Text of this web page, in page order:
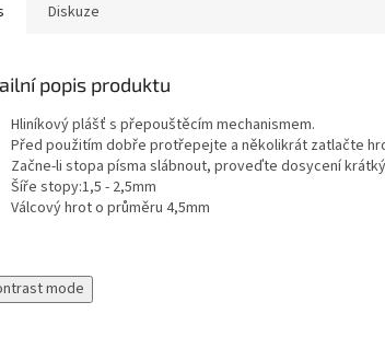
Diskuze
popis produktu
Hliníkový plášť s přepouštěcím mechanismem.
Před použitím dobře protřepejte a několikrát zatlačte
Začne-li stopa písma slábnout, proveďte dosycení
Šíře stopy:1,5 - 2,5mm
Válcový hrot o průměru 4,5mm
mode